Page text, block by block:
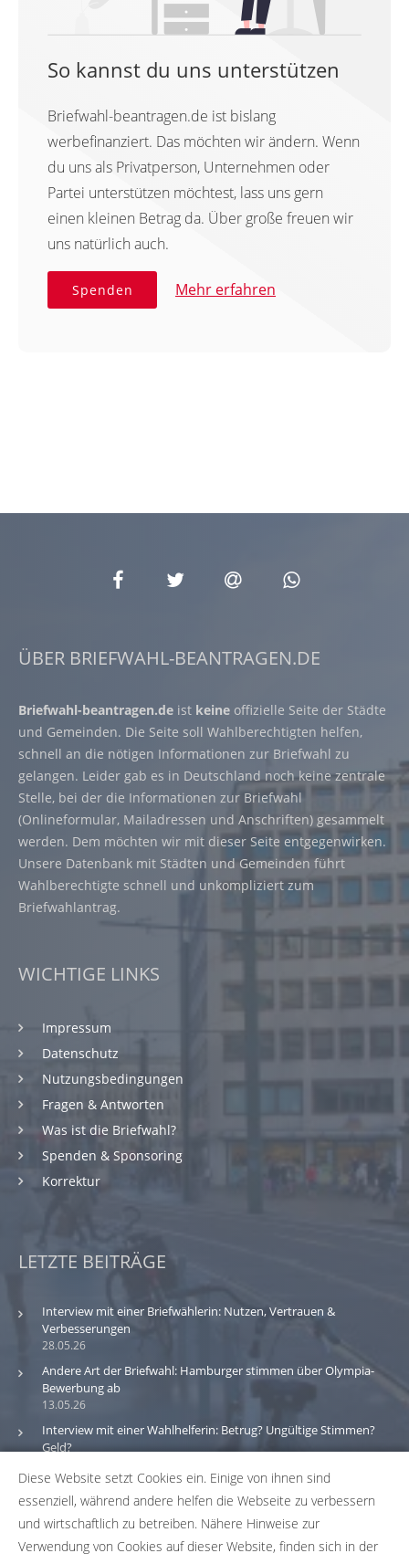
So kannst du uns unterstützen
Briefwahl-beantragen.de ist bislang
werbefinanziert. Das möchten wir ändern. Wenn
du uns als Privatperson, Unternehmen oder
Partei unterstützen möchtest, lass uns gern
einen kleinen Betrag da. Über große freuen wir
uns natürlich auch.
Spenden Mehr erfahren
ÜBER BRIEFWAHL-BEANTRAGEN.DE
Briefwahl-beantragen.de ist keine offizielle Seite der Städte
und Gemeinden. Die Seite soll Wahlberechtigten helfen,
schnell an die nötigen Informationen zur Briefwahl zu
gelangen. Leider gab es in Deutschland noch keine zentrale
Stelle, bei der die Informationen zur Briefwahl
(Onlineformular, Mailadressen und Anschriften) gesammelt
werden. Dem möchten wir mit dieser Seite entgegenwirken.
Unsere Datenbank mit Städten und Gemeinden führt
Wahlberechtigte schnell und unkompliziert zum
Briefwahlantrag.
WICHTIGE LINKS
Impressum
Datenschutz
Nutzungsbedingungen
Fragen & Antworten
Was ist die Briefwahl?
Spenden & Sponsoring
Korrektur
LETZTE BEITRÄGE
28.05.26
Interview mit einer Briefwählerin: Nutzen, Vertrauen &
Verbesserungen
13.05.26
Andere Art der Briefwahl: Hamburger stimmen über Olympia-
Bewerbung ab
Interview mit einer Wahlhelferin: Betrug? Ungültige Stimmen?
Geld?
Bitte beachte: Wir versuchen alle Daten und Informationen
zu den Wahlbüros in unserer Datenbank so aktuell wie
möglich zu halten. Solltest du einen Fehler in unserer
Diese Website setzt Cookies ein. Einige von ihnen sind
essenziell, während andere helfen die Webseite zu verbessern
und wirtschaftlich zu betreiben. Nähere Hinweise zur
Verwendung von Cookies auf dieser Website, finden sich in der